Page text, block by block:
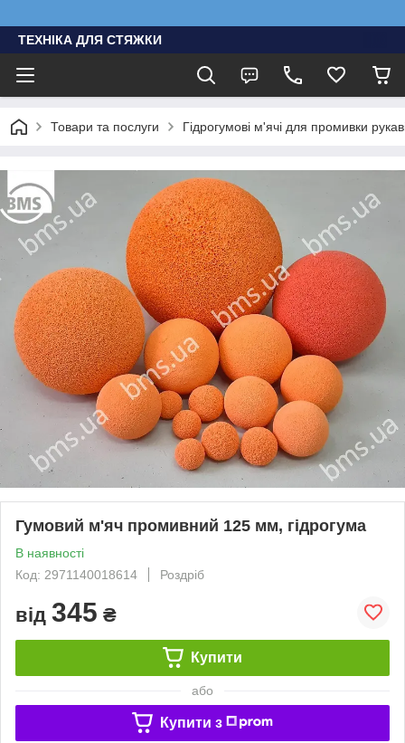
ТЕХНІКА ДЛЯ СТЯЖКИ
Товари та послуги Гідрогумові м'ячі для промивки
Гумовий м'яч промивний 125 мм, гідрогума
В наявності
Код: 2971140018614
Роздріб
від 345 ₴
Купити
або
Купити з